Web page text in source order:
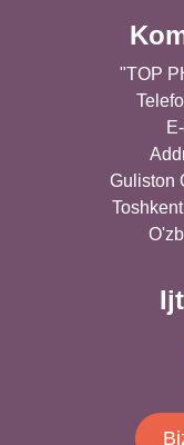
"TOP
Guliston